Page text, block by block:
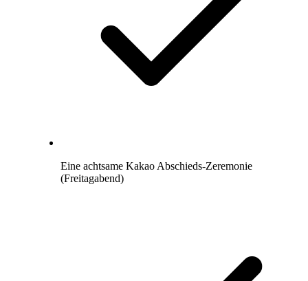
Eine achtsame Kakao Abschieds-Zeremonie
(Freitagabend)